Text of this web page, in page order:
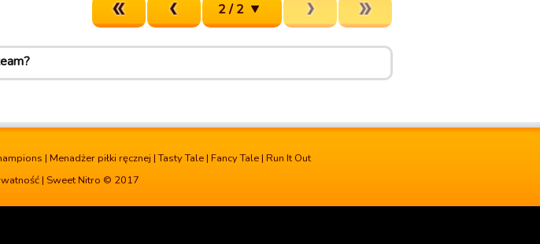
2 / 2
| Menadżer piłki ręcznej |Tasty Tale | Fancy Tale | Run It Out
| Sweet Nitro © 2017